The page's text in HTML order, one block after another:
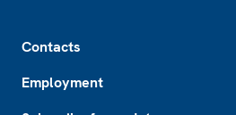
Contacts
Employment